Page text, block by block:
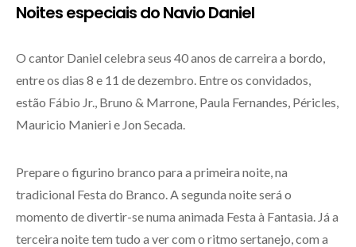
Noites especiais do Navio Daniel
O cantor Daniel celebra seus 40 anos de carreira a bordo,
entre os dias 8 e 11 de dezembro. Entre os convidados,
estão Fábio Jr., Bruno & Marrone, Paula Fernandes, Péricles,
Mauricio Manieri e Jon Secada.
Prepare o figurino branco para a primeira noite, na
tradicional Festa do Branco. A segunda noite será o
momento de divertir-se numa animada Festa à Fantasia. Já a
terceira noite tem tudo a ver com o ritmo sertanejo, com a